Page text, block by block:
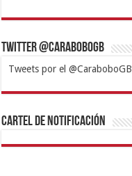
Twitter @CaraboboGB
Tweets por el
1xbetBetturkeyBetistKralbet
https://mvbcasino.com/
Cartel de Notificación